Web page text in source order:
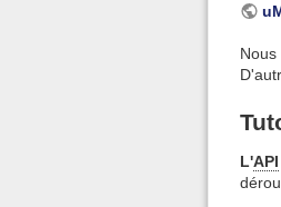
Nous
L'API